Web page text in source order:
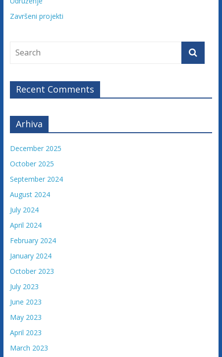
u
ž
ž
i
c
a
e
d
e
r
c
i
j
B
o
s
i
Završeni projekti
Recent Comments
Arhiva
December 2025
October 2025
September 2024
August 2024
July 2024
April 2024
February 2024
January 2024
October 2023
July 2023
June 2023
May 2023
April 2023
March 2023